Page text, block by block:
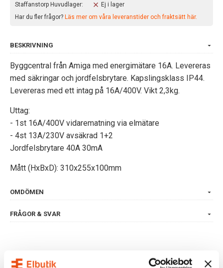
Staffanstorp Huvudlager:
Ej i lager
Har du fler frågor? Läs mer om våra leveranstider och fraktsätt här.
BESKRIVNING
Byggcentral från Amiga med energimätare 16A. Levereras
med säkringar och jordfelsbrytare. Kapslingsklass IP44.
Levereras med ett intag på 16A/400V. Vikt 2,3kg.
Uttag:
- 1st 16A/400V vidarematning via elmätare
- 4st 13A/230V avsäkrad 1+2
Jordfelsbrytare 40A 30mA
Mått (HxBxD): 310x255x100mm
OMDÖMEN
FRÅGOR & SVAR
ALTERNATIVA PRODUKTER